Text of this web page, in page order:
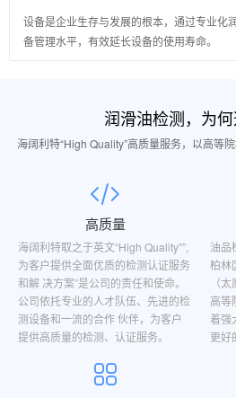
设备是企业生存与发展的根本，通过专业化
备管理水平，有效延长设备的使用寿命。
润滑油检测，为
海阔利特“High Quality”高质量服务，以高等
高质量
海阔利特取之于英文“High Quality””,
为客户提供全面优质的检测认证服务
和解 决方案”是公司的责任和使命。
公司依托专业的人才队伍、先进的检
测设备和一流的合作 伙伴，为客户
提供高质量的检测、认证服务。
油品
柏林
（
高等
着强
更好